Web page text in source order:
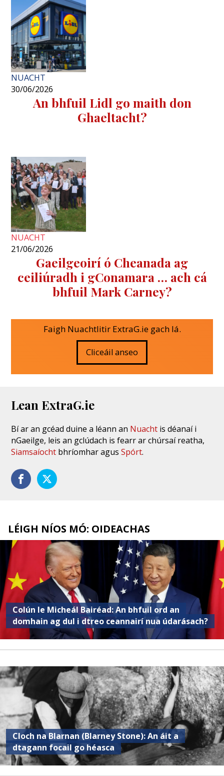
NUACHT
30/06/2026
An bhfuil Lidl go maith don
Ghaeltacht?
NUACHT
21/06/2026
Gaeilgeoirí ó Cheanada ag
ceiliúradh i gConamara … ach cá
bhfuil Mark Carney?
Faigh Nuachtlitir ExtraG.ie gach lá.
Cliceáil anseo
Lean ExtraG.ie
Bí ar an gcéad duine a léann an Nuacht is déanaí i
nGaeilge, leis an gclúdach is fearr ar chúrsaí reatha,
Siamsaíocht bhríomhar agusSpórt.
LÉIGH NÍOS MÓ: OIDEACHAS
Colún le Micheál Bairéad: An bhfuil ord an
domhain ag dul i dtreo ceannairí nua údarásach?
Cloch na Blarnan (Blarney Stone): An áit a
dtagann focail go héasca